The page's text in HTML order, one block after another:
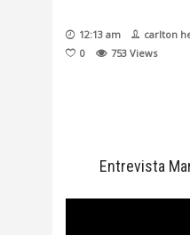
12:13 am carlton
0
753 Views
Entrevista